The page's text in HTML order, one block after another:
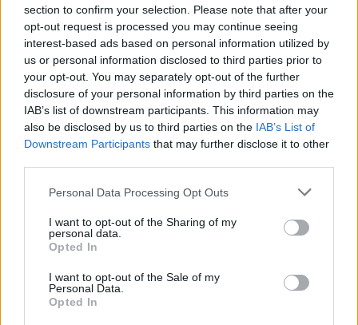
section to confirm your selection. Please note that after your
opt-out request is processed you may continue seeing
interest-based ads based on personal information utilized by
us or personal information disclosed to third parties prior to
your opt-out. You may separately opt-out of the further
disclosure of your personal information by third parties on the
IAB’s list of downstream participants. This information may
also be disclosed by us to third parties on the IAB’s List of
Downstream Participants that may further disclose it to other
Personal Data Processing Opt Outs
I want to opt-out of the Sharing of my
personal data.
Opted In
I want to opt-out of the Sale of my
Personal Data.
Opted In
Fusani difende il flop olimpico di
Macron: "Obiettivo politico", e
Senaldi sbotta
05/08/2024
DISASTRO OLIMPICO
Nuoto nella Senna, l'allarme dei
lungo termine
05/08/2024
SALUTE A RISCHIO
L’epidemiologo Rezza bastona
Macron sul nuoto nella Senna